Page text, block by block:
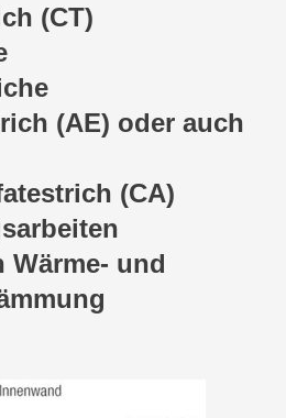
(CT)
(AE) oder auch
(CA)
Wärme- und